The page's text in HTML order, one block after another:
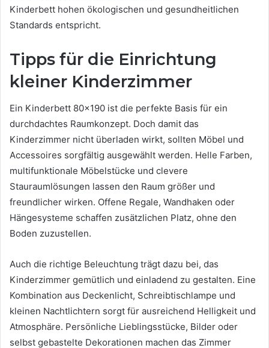
Kinderbett hohen ökologischen und gesundheitlichen
Standards entspricht.
Tipps für die Einrichtung
kleiner Kinderzimmer
Ein Kinderbett 80×190 ist die perfekte Basis für ein
durchdachtes Raumkonzept. Doch damit das
Kinderzimmer nicht überladen wirkt, sollten Möbel und
Accessoires sorgfältig ausgewählt werden. Helle Farben,
multifunktionale Möbelstücke und clevere
Stauraumlösungen lassen den Raum größer und
freundlicher wirken. Offene Regale, Wandhaken oder
Hängesysteme schaffen zusätzlichen Platz, ohne den
Boden zuzustellen.
Auch die richtige Beleuchtung trägt dazu bei, das
Kinderzimmer gemütlich und einladend zu gestalten. Eine
Kombination aus Deckenlicht, Schreibtischlampe und
kleinen Nachtlichtern sorgt für ausreichend Helligkeit und
Atmosphäre. Persönliche Lieblingsstücke, Bilder oder
selbst gebastelte Dekorationen machen das Zimmer